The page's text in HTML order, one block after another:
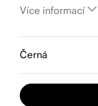
Více informací
Černá